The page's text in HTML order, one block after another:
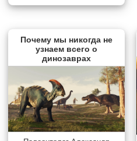
Почему мы никогда не
узнаем всего о
динозаврах